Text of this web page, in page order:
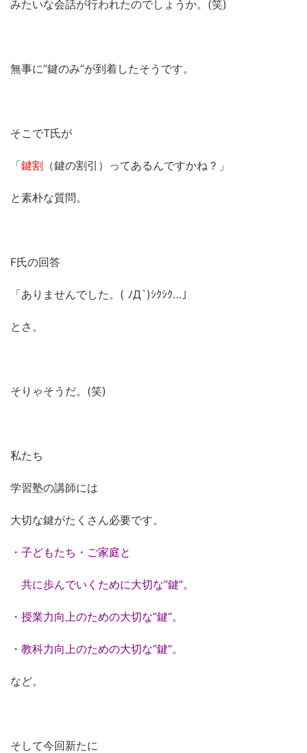
みたいな会話が行われたのでしょうか。(笑)
無事に”鍵のみ”が到着したそうです。
そこでT氏が
「鍵割 （鍵の割引）ってあるんですかね？」
と素朴な質問。
F氏の回答
「ありませんでした。( ﾉД`)ｼｸｼｸ…」
とさ。
そりゃそうだ。(笑)
私たち
学習塾の講師には
大切な鍵がたくさん必要です。
・子どもたち・ご家庭と
共に歩んでいくために大切な”鍵”。
・授業力向上のための大切な”鍵”。
・教科力向上のための大切な”鍵”。
など。
そして今回新たに